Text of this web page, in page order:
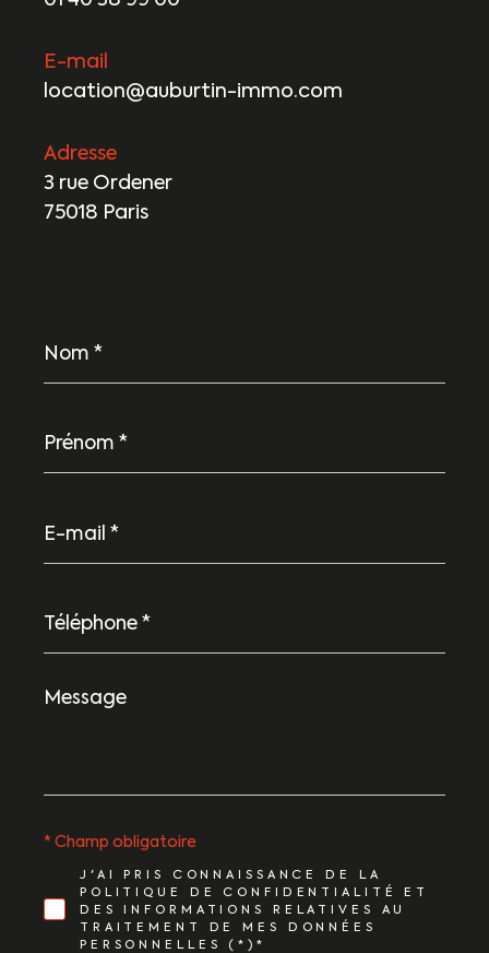
E-mail
location@auburtin-immo.com
Adresse
3 rue Ordener
75018 Paris
*
*
mail
*
Message
J'AI PRIS CONNAISSANCE DE LA
POLITIQUE DE CONFIDENTIALITÉ ET
DES INFORMATIONS RELATIVES AU
TRAITEMENT DE MES DONNÉES
PERSONNELLES (*)*
* Champ obligatoire